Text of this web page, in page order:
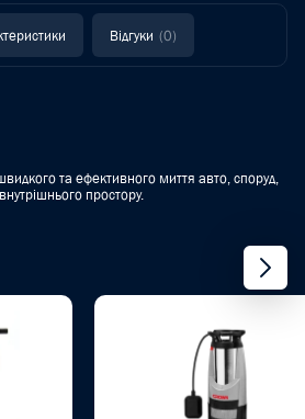
Відгуки (0)
та ефективного миття авто, споруд,
простору.